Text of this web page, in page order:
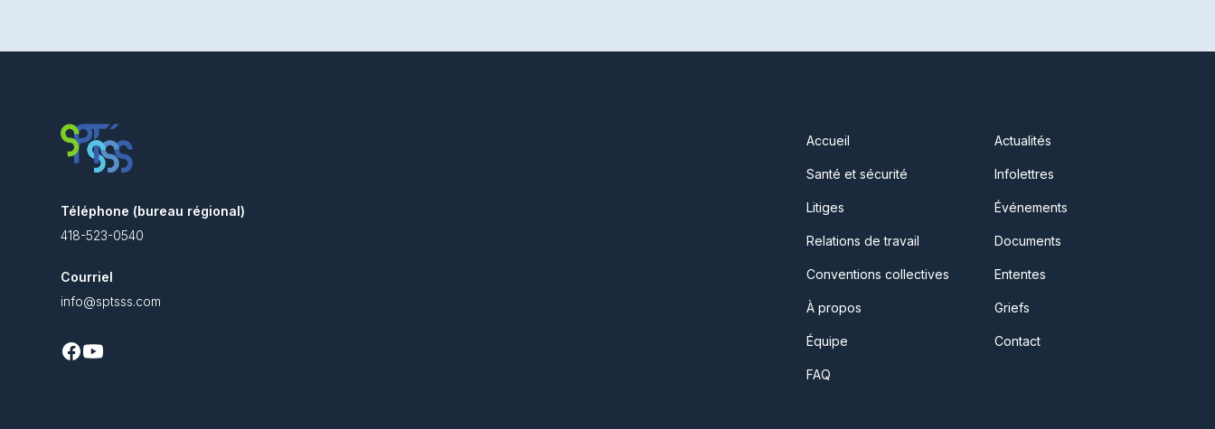
Téléphone (bureau régional)
418-523-0540
Courriel
info@sptsss.com
Accueil
Santé et sécurité
Litiges
Relations de travail
Conventions collectives
À propos
Équipe
FAQ
Actualités
Infolettres
Événements
Documents
Ententes
Griefs
Contact